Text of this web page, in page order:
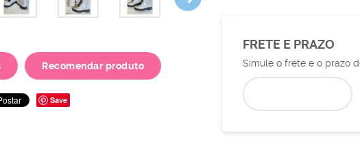
Recomendar produto
Save
FRETE E PRAZO
Simule o frete e o prazo